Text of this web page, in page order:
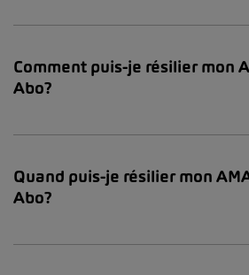
Comment puis-je résilier mon
Abo?
Quand puis-je résilier mon
Abo?